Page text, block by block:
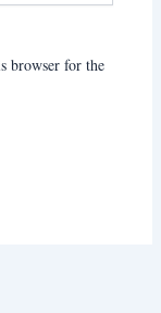
browser for the